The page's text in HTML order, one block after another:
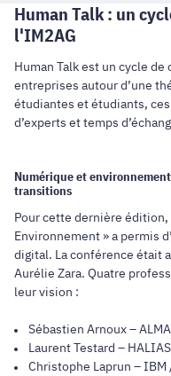
Human Talk : un
l'IM2AG
Human Talk est un cycle
entreprises autour d’une
étudiantes et étudiants,
d’experts et temps
Numérique et
transitions
Pour cette dernière
Environnement » a permis
digital. La conférence était
Aurélie Zara. Quatre
leur vision :
Sébastien Arnoux – ALMA
Laurent Testard –
Christophe Laprun – IBM